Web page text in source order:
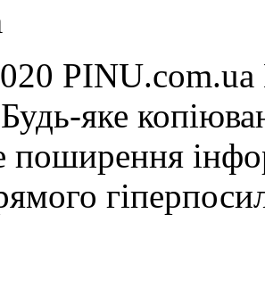
PINU.com.ua
яке
поширення